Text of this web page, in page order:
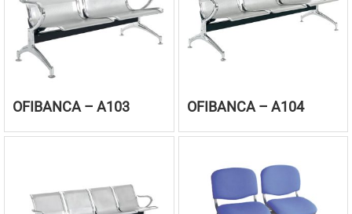
OFIBANCA – A103 OFIBANCA – A104